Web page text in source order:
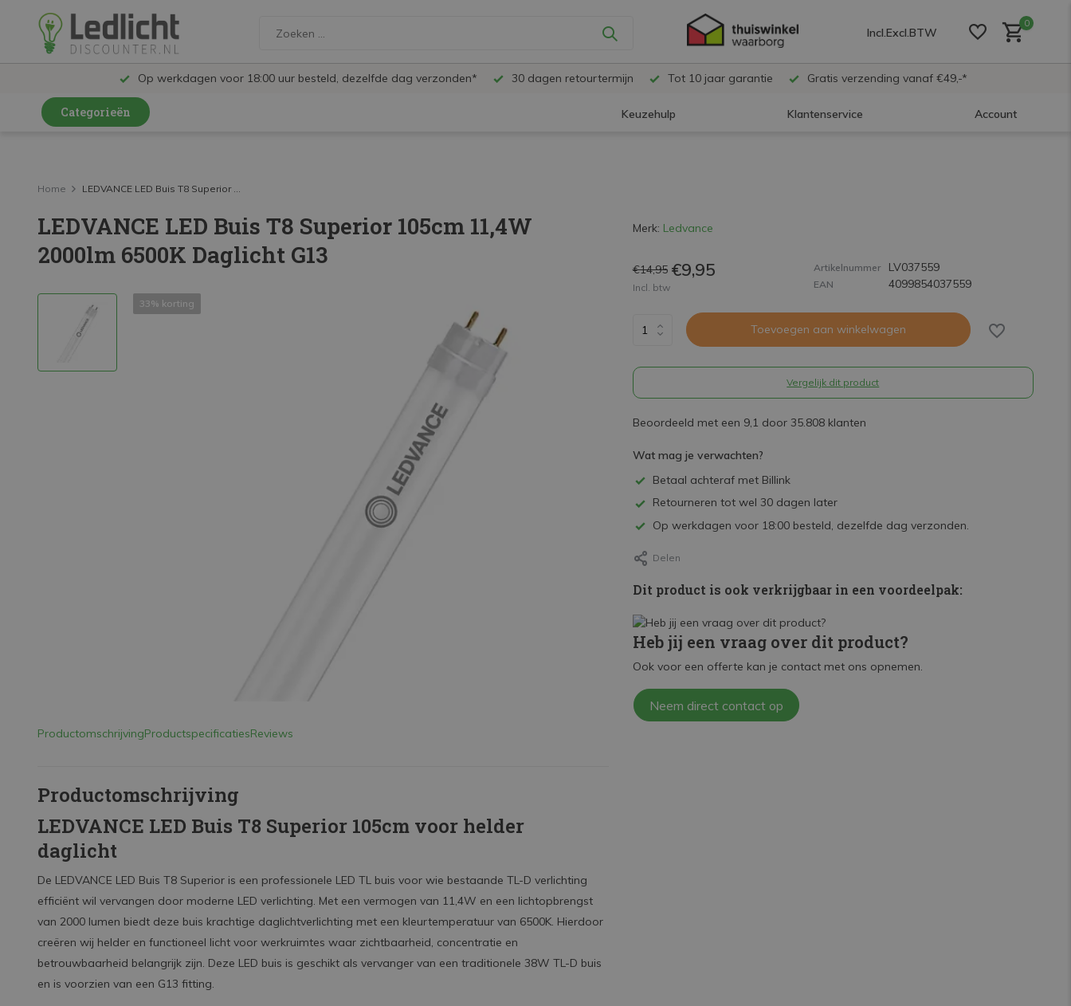
Incl.Excl.BTW
0
Op werkdagen voor 18:00 uur besteld, dezelfde dag verzonden* 30 dagen retourtermijn Tot 10 jaar garantie Gratis verzending vanaf €49,-*
Categorieën Keuzehulp Klantenservice Account
LED Railspots
LED Panelen
LED TL
LED Schijnwerpers
Home LEDVANCE LED Buis T8 Superior ...
LEDVANCE LED Buis T8 Superior 105cm 11,4W
2000lm 6500K Daglicht G13
33% korting
ProductomschrijvingProductspecificatiesReviews
Productomschrijving
LEDVANCE LED Buis T8 Superior 105cm voor helder
daglicht
De LEDVANCE LED Buis T8 Superior is een professionele LED TL buis voor wie bestaande TL-D verlichting
efficiënt wil vervangen door moderne LED verlichting. Met een vermogen van 11,4W en een lichtopbrengst
van 2000 lumen biedt deze buis krachtige daglichtverlichting met een kleurtemperatuur van 6500K. Hierdoor
creëren wij helder en functioneel licht voor werkruimtes waar zichtbaarheid, concentratie en
betrouwbaarheid belangrijk zijn. Deze LED buis is geschikt als vervanger van een traditionele 38W TL-D buis
en is voorzien van een G13 fitting.
Merk: Ledvance
€14,95 €9,95
Incl. btw
Artikelnummer LV037559
EAN 4099854037559
Toevoegen aan winkelwagen
Vergelijk dit product
Beoordeeld met een 9,1 door 35.808 klanten
Wat mag je verwachten?
Betaal achteraf met Billink
Retourneren tot wel 30 dagen later
Op werkdagen voor 18:00 besteld, dezelfde dag verzonden.
Delen
Dit product is ook verkrijgbaar in een voordeelpak:
Heb jij een vraag over dit product?
Ook voor een offerte kan je contact met ons opnemen.
Neem direct contact op